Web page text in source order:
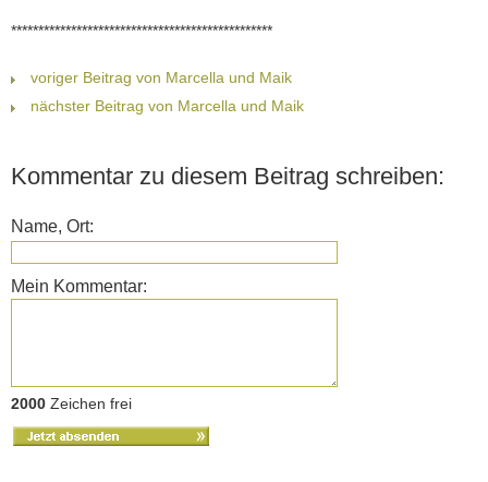
************************************************
voriger Beitrag von Marcella und Maik
nächster Beitrag von Marcella und Maik
Kommentar zu diesem Beitrag schreiben:
Name, Ort:
Mein Kommentar:
2000 Zeichen frei